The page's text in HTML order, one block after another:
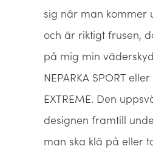
sig när man kommer
och är riktigt frusen,
på mig min
NEPARKA SPORT eller
EXTREME. Den
designen framtill
man ska klä på eller